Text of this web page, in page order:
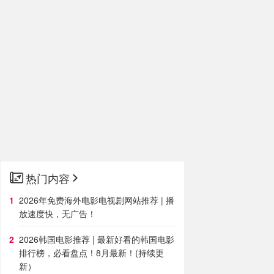
热门内容
2026年免费海外电影电视剧网站推荐 | 播
放速度快，无广告！
2026韩国电影推荐 | 最新好看的韩国电影
排行榜，必看盘点！8月最新！(持续更
新）